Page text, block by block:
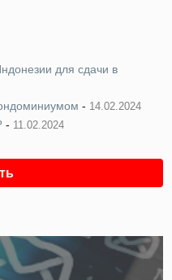
для сдачи в
- 14.02.2024
- 11.02.2024